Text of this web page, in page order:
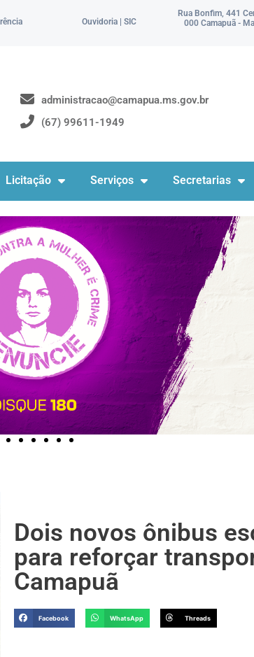
Ouvidoria | SIC
Rua Bonfim, 441
000 Camapuã -
administracao@camapua.ms.gov.br
(67) 99611-1949
Licitação Serviços Secretarias
Dois novos ônibus
para reforçar
Camapuã
Facebook WhatsApp Threads